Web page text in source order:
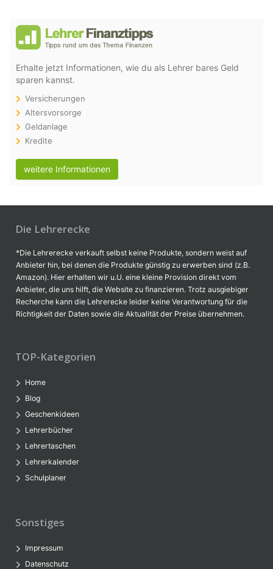
Erhalte jetzt Informationen, wie du als Lehrer bares Geld
sparen kannst.
Versicherungen
Altersvorsorge
Geldanlage
Kredite
weitere Informationen
Die Lehrerecke
*Die Lehrerecke verkauft selbst keine Produkte, sondern weist auf
Anbieter hin, bei denen die Produkte günstig zu erwerben sind (z.B.
Amazon). Hier erhalten wir u.U. eine kleine Provision direkt vom
Anbieter, die uns hilft, die Website zu finanzieren. Trotz ausgiebiger
Recherche kann die Lehrerecke leider keine Verantwortung für die
Richtigkeit der Daten sowie die Aktualität der Preise übernehmen.
TOP-Kategorien
Home
Blog
Geschenkideen
Lehrerbücher
Lehrertaschen
Lehrerkalender
Schulplaner
Sonstiges
Impressum
Datenschutz